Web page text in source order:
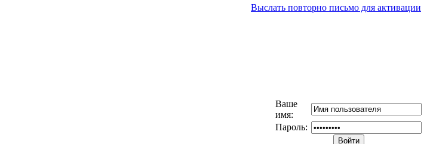
Выслать повторно письмо для активации
Ваше
имя:
Пароль: